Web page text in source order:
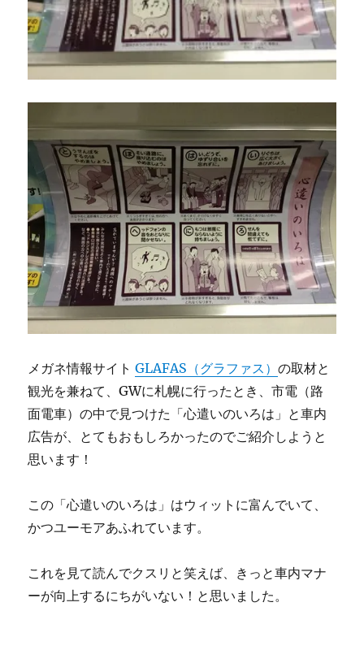
メガネ情報サイトGLAFAS（グラファス）の取材と
観光を兼ねて、GWに札幌に行ったとき、市電（路
面電車）の中で見つけた「心遣いのいろは」と車内
広告が、とてもおもしろかったのでご紹介しようと
思います！
この「心遣いのいろは」はウィットに富んでいて、
かつユーモアあふれています。
これを見て読んでクスリと笑えば、きっと車内マナ
ーが向上するにちがいない！と思いました。